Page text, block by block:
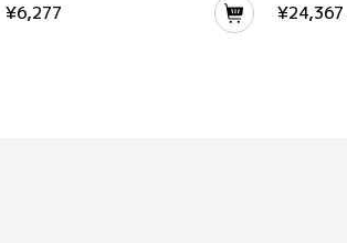
¥6,277 ¥24,367